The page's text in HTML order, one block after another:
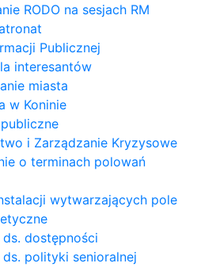
RODO na sesjach RM
Publicznej
interesantów
miasta
w Koninie
i Zarządzanie Kryzysowe
o terminach polowań
wytwarzających pole
dostępności
polityki senioralnej